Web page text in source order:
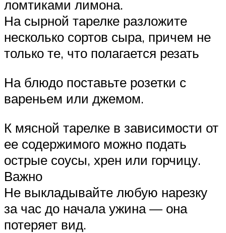
ломтиками лимона.
На сырной тарелке разложите
несколько сортов сыра, причем не
только те, что полагается резать
На блюдо поставьте розетки с
вареньем или джемом.
К мясной тарелке в зависимости от
ее содержимого можно подать
острые соусы, хрен или горчицу.
Важно
Не выкладывайте любую нарезку
за час до начала ужина — она
потеряет вид.